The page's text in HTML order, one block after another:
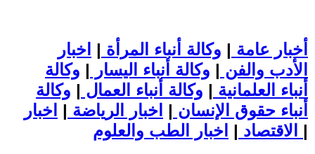
أخبار عامة | وكالة أنباء المرأة | اخبار
الأدب والفن | وكالة أنباء اليسار | وكالة
أنباء العلمانية | وكالة أنباء العمال | وكالة
أنباء حقوق الإنسان | اخبار الرياضة | اخبار
الاقتصاد | |